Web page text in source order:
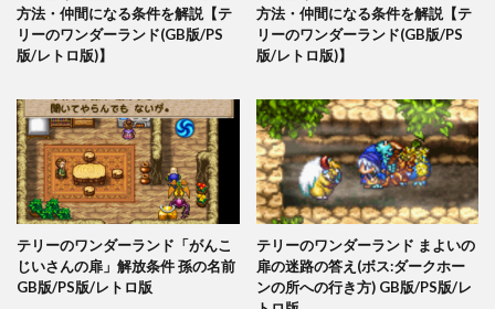
方法・仲間になる条件を解説【テ
リーのワンダーランド(GB版/PS
版/レトロ版)】
方法・仲間になる条件を解説【テ
リーのワンダーランド(GB版/PS
版/レトロ版)】
テリーのワンダーランド「がんこ
じいさんの扉」解放条件 孫の名前
GB版/PS版/レトロ版
テリーのワンダーランド まよいの
扉の迷路の答え(ボス:ダークホー
ンの所への行き方) GB版/PS版/レ